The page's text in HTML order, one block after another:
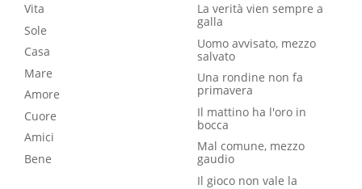
Vita
Sole
Casa
Mare
Amore
Cuore
Amici
Bene
La verità vien sempre a
galla
Uomo avvisato, mezzo
salvato
Una rondine non fa
primavera
Il mattino ha l'oro in
bocca
Mal comune, mezzo
gaudio
Il gioco non vale la